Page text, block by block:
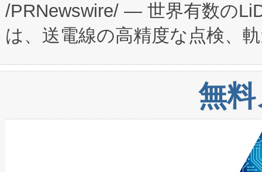
プログラムには、施設設計・
に関する技術移転および知的
構造化トレーニングカリキュ
上げおよび商用化段階におけ
設備整備および立ち上げ調整
加組織は、Enzeneのバイオ
選定された製品について、自
た。 Voltaiq独自のAI搭載プラ
定、統合、導入、運用に至る
安全性を追跡し、確保する事
増加しているデータセンター
る電力網に大きな負担をかけ
事業者の負担軽減という課題
系統連系を迅速にし、ピーク
/PRNewswire/ — 世界有数の
は、送電線の高精度な点検、
や穀物倉庫におけるバルク材
リューション「Avia 2」を発
したAvia 2は、1,000メート
狭視野のFOVを切り替えるこ
ケーブル、枝などの細かな対
無